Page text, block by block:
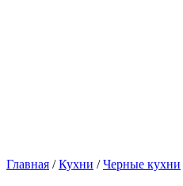
Главная /Кухни /Черные кухни